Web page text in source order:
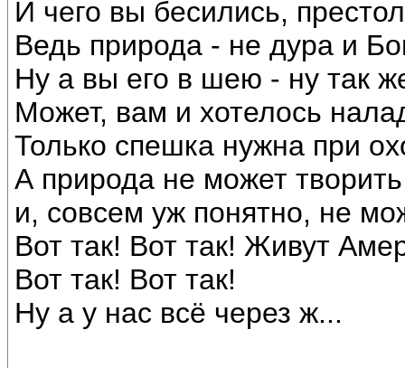
И чего вы бесились,
Ведь природа - не дура и
Ну а вы его в шею - ну так
Может, вам и хотелось
Только спешка нужна при
А природа не может
и, совсем уж понятно, не
Вот так! Вот так! Живут
Вот так! Вот так!
Ну а у нас всё через ж...